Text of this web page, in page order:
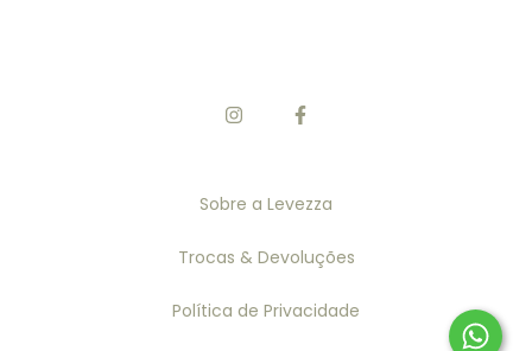
Sobre a Levezza
Trocas & Devoluções
Política de Privacidade